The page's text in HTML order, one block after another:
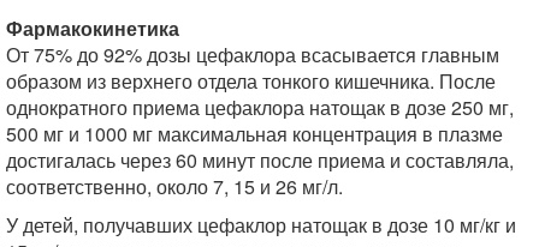
Фармакокинетика
От 75% до 92% дозы цефаклора всасывается главным
образом из верхнего отдела тонкого кишечника. После
однократного приема цефаклора натощак в дозе 250 мг,
500 мг и 1000 мг максимальная концентрация в плазме
достигалась через 60 минут после приема и составляла,
соответственно, около 7, 15 и 26 мг/л.
У детей, получавших цефаклор натощак в дозе 10 мг/кг и